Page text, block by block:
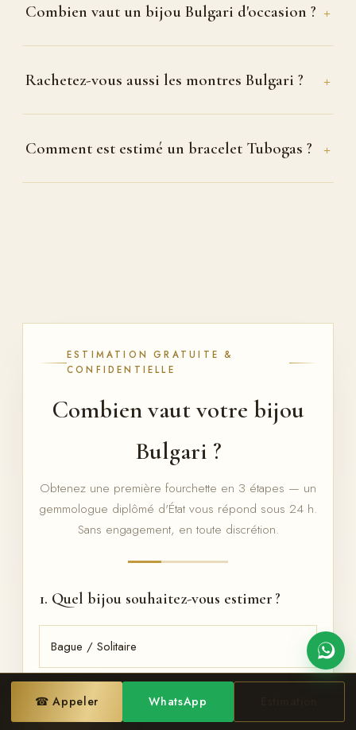
Combien vaut un bijou Bulgari d'occasion ? +
Rachetez-vous aussi les montres Bulgari ? +
Comment est estimé un bracelet Tubogas ? +
ESTIMATION GRATUITE &
CONFIDENTIELLE
Combien vaut votre bijou
Bulgari ?
Obtenez une première fourchette en 3 étapes — un
gemmologue diplômé d'État vous répond sous 24 h.
Sans engagement, en toute discrétion.
1. Quel bijou souhaitez-vous estimer ?
Bague / Solitaire
Collier / Pendentif
☎ Appeler WhatsApp